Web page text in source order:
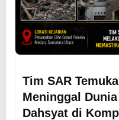
Tim SAR
Meninggal
Dahsyat di